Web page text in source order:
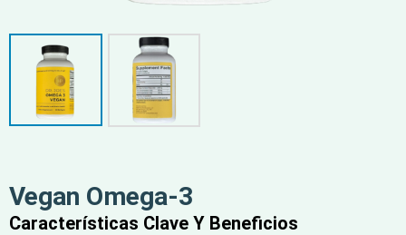
Vegan Omega-3
Características Clave Y Beneficios